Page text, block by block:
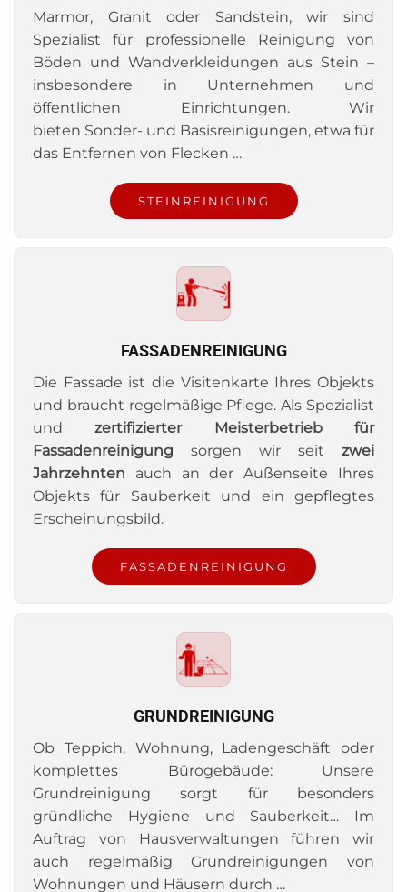
Marmor, Granit oder Sandstein, wir sind
Spezialist für professionelle Reinigung von
Böden und Wandverkleidungen aus Stein –
insbesondere in Unternehmen und
öffentlichen Einrichtungen. Wir
bieten Sonder- und Basisreinigungen, etwa für
das Entfernen von Flecken …
STEINREINIGUNG
FASSADENREINIGUNG
Die Fassade ist die Visitenkarte Ihres Objekts
und braucht regelmäßige Pflege. Als Spezialist
undzertifizierter Meisterbetrieb für
Fassadenreinigung sorgen wir seit zwei
Jahrzehnten auch an der Außenseite Ihres
Objekts für Sauberkeit und ein gepflegtes
Erscheinungsbild.
FASSADENREINIGUNG
GRUNDREINIGUNG
Ob Teppich, Wohnung, Ladengeschäft oder
komplettes Bürogebäude: Unsere
Grundreinigung sorgt für besonders
gründliche Hygiene und Sauberkeit… Im
Auftrag von Hausverwaltungen führen wir
auch regelmäßig Grundreinigungen von
Wohnungen und Häusern durch …